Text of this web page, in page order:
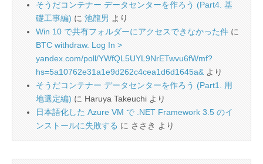
そうだコンテナー データセンターを作ろう (Part4. 基
礎工事編) に 池龍男 より
Win 10 で共有フォルダーにアクセスできなかった件 に
BTC withdraw. Log In >
yandex.com/poll/YWfQL5UYL9NrETwvu6fWmf?
hs=5a10762e31a1e9d262c4cea1d6d1645a& より
そうだコンテナー データセンターを作ろう (Part1. 用
地選定編) に Haruya Takeuchi より
日本語化した Azure VM で .NET Framework 3.5 のイ
ンストールに失敗する に ささき より